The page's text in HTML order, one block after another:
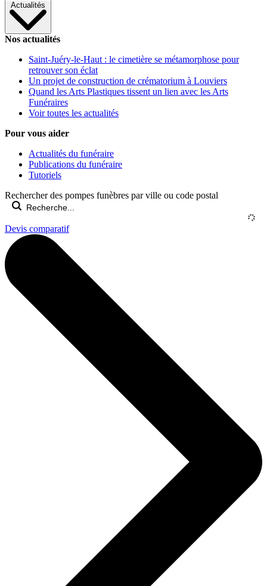
Actualités
Nos actualités
Saint-Juéry-le-Haut : le cimetière se métamorphose pour
retrouver son éclat
Un projet de construction de crématorium à Louviers
Quand les Arts Plastiques tissent un lien avec les Arts
Funéraires
Voir toutes les actualités
Pour vous aider
Actualités du funéraire
Publications du funéraire
Tutoriels
Rechercher des pompes funèbres par ville ou code postal
Devis comparatif